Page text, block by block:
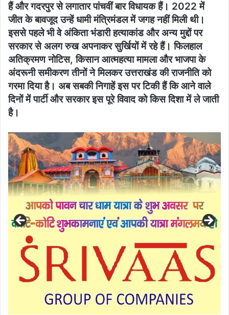
हैं और गदरपुर से लगातार पांचवीं बार विधायक हैं। 2022 में
जीत के बावजूद उन्हें धामी मंत्रिमंडल में जगह नहीं मिली थी।
इससे पहले भी वे अंकिता भंडारी हत्याकांड और अन्य मुद्दों पर
सरकार से अलग रुख अपनाकर सुर्खियों में रहे हैं। फिलहाल
अतिक्रमण नोटिस, किसान आत्महत्या मामला और भाजपा के
अंदरूनी समीकरण तीनों ने मिलकर उत्तराखंड की राजनीति को
गरमा दिया है। अब सबकी निगाहें इस पर टिकी हैं कि आने वाले
दिनों में पार्टी और सरकार इस पूरे विवाद को किस दिशा में ले जाती
है।